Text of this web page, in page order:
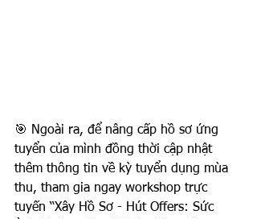
🎯 Ngoài ra, để nâng cấp hồ sơ ứng
tuyển của mình đồng thời cập nhật
thêm thông tin về kỳ tuyển dụng mùa
thu, tham gia ngay workshop trực
tuyến “Xây Hồ Sơ - Hút Offers: Sức